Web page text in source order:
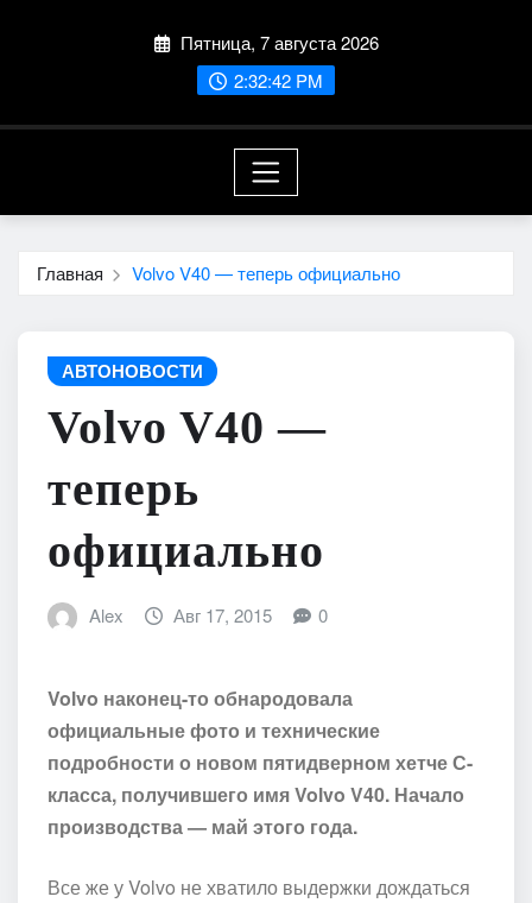
Пятница, 7 августа 2026
2:32:43 PM
Главная Volvo V40 — теперь официально
АВТОНОВОСТИ
Volvo V40 —
теперь
официально
Alex Авг 17, 2015 0
Volvo наконец-то обнародовала
официальные фото и технические
подробности о новом пятидверном хетче С-
класса, получившего имя Volvo V40. Начало
производства — май этого года.
Все же у Volvo не хватило выдержки дождаться